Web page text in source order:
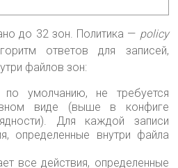
до 32 зон. Политика — policy
ответов для записей,
файлов зон:
умолчанию, не требуется
виде (выше в конфиге
Для каждой записи
определенные внутри файла
все действия, определенные